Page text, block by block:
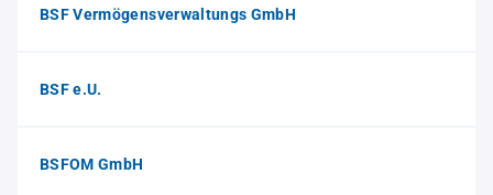
BSF Vermögensverwaltungs GmbH
BSF e.U.
BSFOM GmbH